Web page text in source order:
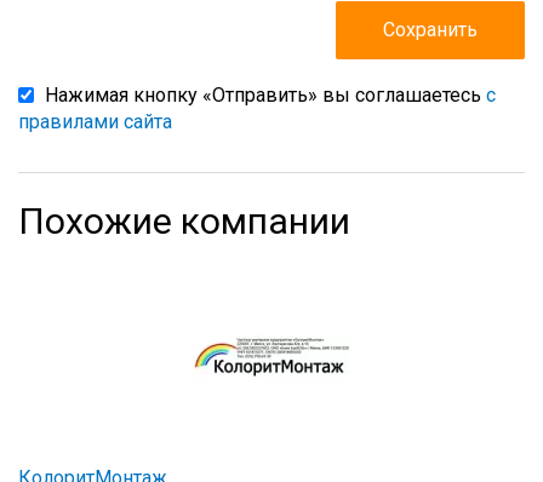
Нажимая кнопку «Отправить» вы соглашаетесь с
правилами сайта
Похожие компании